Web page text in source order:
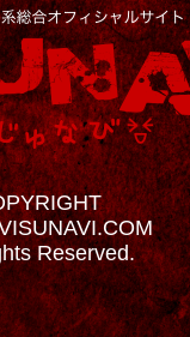
Reserved.